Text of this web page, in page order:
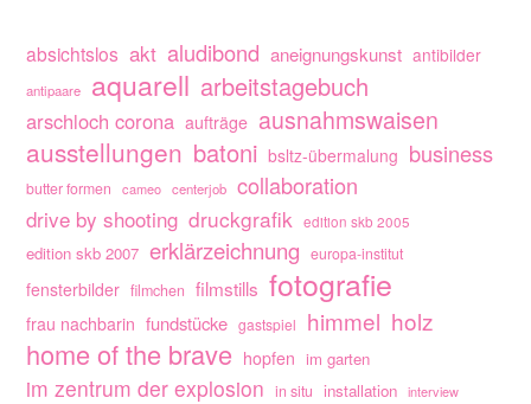
absichtslos akt aludibond aneignungskunst antibilder
antipaare aquarell arbeitstagebuch
arschloch corona aufträge ausnahmswaisen
ausstellungen batoni bsltz-übermalung business
butter formen cameo centerjob collaboration
drive by shooting druckgrafik edition skb 2005
edition skb 2007 erklärzeichnung europa-institut
fensterbilder filmchen filmstills fotografie
frau nachbarin fundstücke gastspiel himmel holz
home of the brave hopfen im garten
im zentrum der explosion in situ installation interview